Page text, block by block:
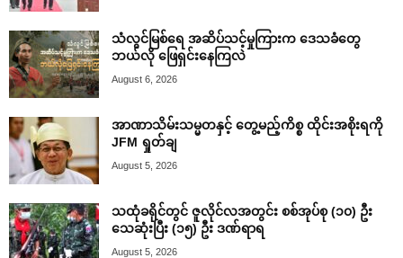
သံလွင်မြစ်ရေ အဆိပ်သင့်မှုကြားက ဒေသခံတွေ
ဘယ်လို ဖြေရှင်းနေကြလဲ
August 6, 2026
အာဏာသိမ်းသမ္မတနှင့် တွေ့မည့်ကိစ္စ ထိုင်းအစိုးရကို
JFM ရှုတ်ချ
August 5, 2026
သထုံခရိုင်တွင် ဇူလိုင်လအတွင်း စစ်အုပ်စု (၁၀) ဦး
သေဆုံးပြီး (၁၅) ဦး ဒဏ်ရာရ
August 5, 2026